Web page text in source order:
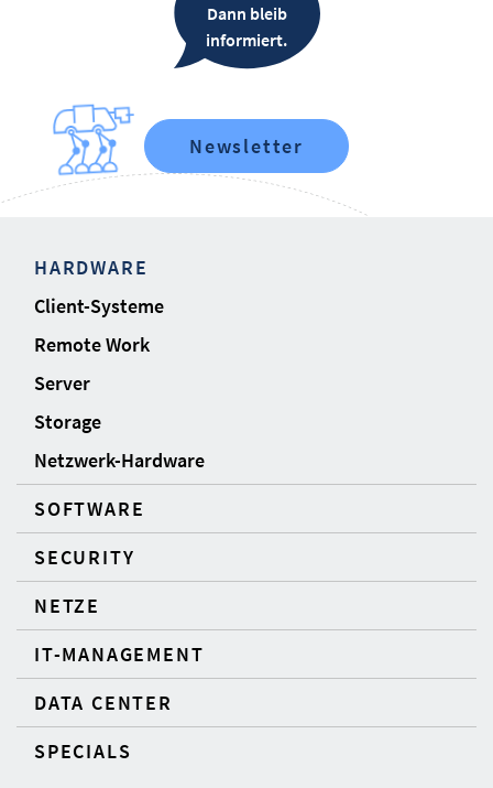
Dann bleib
informiert.
Newsletter
HARDWARE
Client-Systeme
Remote Work
Server
Storage
Netzwerk-Hardware
SOFTWARE
SECURITY
NETZE
IT-MANAGEMENT
DATA CENTER
SPECIALS